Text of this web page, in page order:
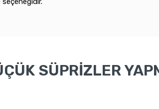
SÜPRİZLER